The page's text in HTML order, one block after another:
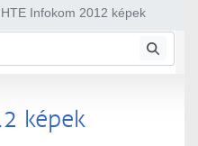
HTE Infokom 2012 képek
képek